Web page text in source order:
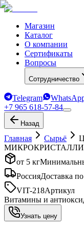
Магазин
Каталог
О компании
Сертификаты
Вопросы
Сотрудничество
Telegram
+7 965 618-57-84
Назад
Главная Сырьё
от 5 кг
РоссияДоставка
VIT-218Артикул
Витамины и
Узнать цену